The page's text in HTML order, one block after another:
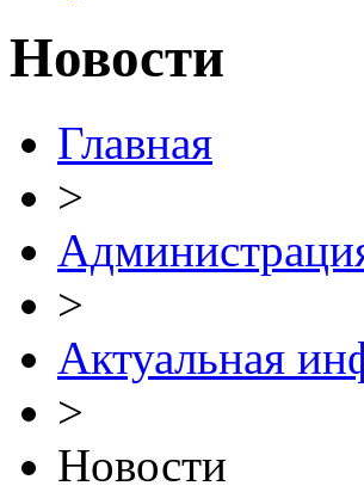
Новости
Главная
>
>
Актуальная
>
Новости